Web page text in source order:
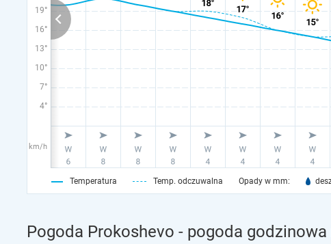
19°
16°
13°
10°
7°
4°
km/h
Temperatura Temp. odczuwalna Opady w mm:
Pogoda Prokoshevo - pogoda